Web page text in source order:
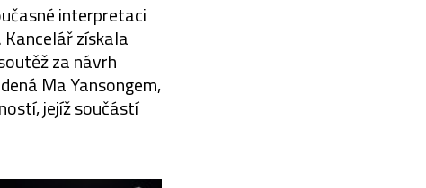
interpretaci
získala
za návrh
Ma Yansongem,
jejíž součástí